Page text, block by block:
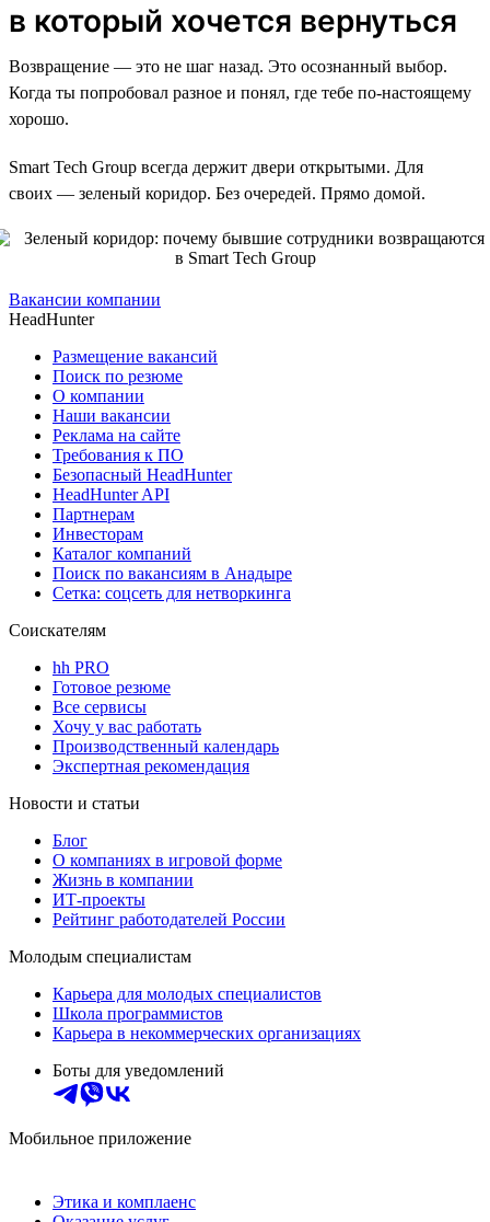
в который хочется вернуться
Возвращение — это не шаг назад. Это осознанный выбор.
Когда ты попробовал разное и понял, где тебе по-настоящему
хорошо.
Smart Tech Group всегда держит двери открытыми. Для
своих — зеленый коридор. Без очередей. Прямо домой.
Вакансии компании
HeadHunter
Размещение вакансий
Поиск по резюме
О компании
Наши вакансии
Реклама на сайте
Требования к ПО
Безопасный HeadHunter
HeadHunter API
Партнерам
Инвесторам
Каталог компаний
Поиск по вакансиям в Анадыре
Сетка: соцсеть для нетворкинга
Соискателям
hh PRO
Готовое резюме
Все сервисы
Хочу у вас работать
Производственный календарь
Экспертная рекомендация
Новости и статьи
Блог
О компаниях в игровой форме
Жизнь в компании
ИТ-проекты
Рейтинг работодателей России
Молодым специалистам
Карьера для молодых специалистов
Школа программистов
Карьера в некоммерческих организациях
Боты для уведомлений
Мобильное приложение
Этика и комплаенс